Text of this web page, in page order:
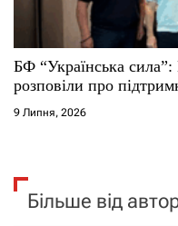
БФ “Українська
розповіли про
9 Липня, 2026
Більше від